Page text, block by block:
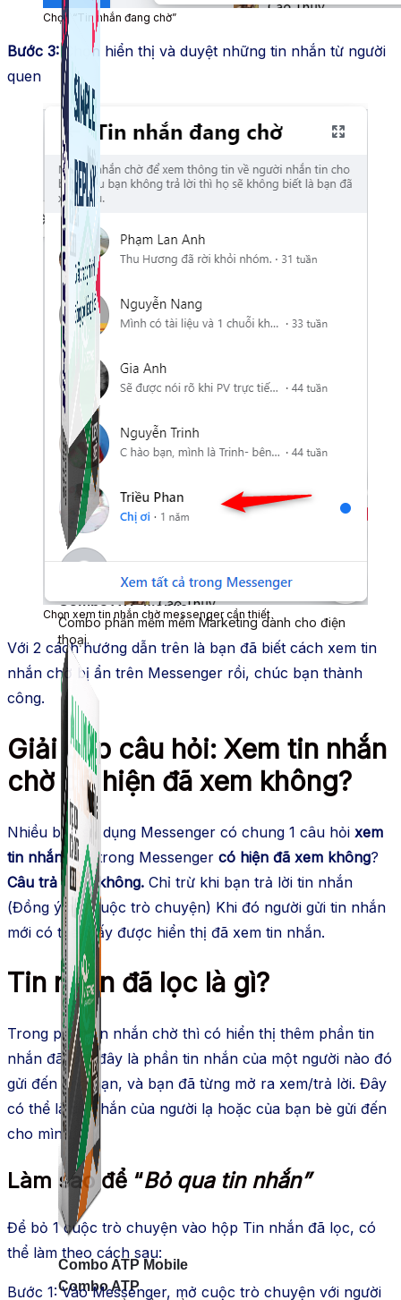
Combo ATP Mobile
Combo phần mềm mềm Marketing dành cho điện
thoại.
Combo ATP
Simple Replay
Shopee, Lazada, Tiktokshop
Combo ATP Mobile
Chọn “Tin nhắn đang chờ”
Bước 3:Chọn hiển thị và duyệt những tin nhắn từ người
quen
Chọn xem tin nhắn chờ messenger cần thiết
Với 2 cách hướng dẫn trên là bạn đã biết cách xem tin
nhắn chờ bị ẩn trên Messenger rồi, chúc bạn thành
công.
Giải đáp câu hỏi: Xem tin nhắn
chờ có hiện đã xem không?
Nhiều bạn sử dụng Messenger có chung 1 câu hỏi xem
tin nhắn chờ trong Messenger có hiện đã xem không?
Câu trả lời là không. Chỉ trừ khi bạn trả lời tin nhắn
(Đồng ý mở cuộc trò chuyện) Khi đó người gửi tin nhắn
mới có thể thấy được hiển thị đã xem tin nhắn.
Tin nhắn đã lọc là gì?
Trong phần tin nhắn chờ thì có hiển thị thêm phần tin
nhắn đã lọc, đây là phần tin nhắn của một người nào đó
gửi đến cho bạn, và bạn đã từng mở ra xem/trả lời. Đây
có thể là tin nhắn của người lạ hoặc của bạn bè gửi đến
cho mình.
Làm sao để “Bỏ qua tin nhắn”
Để bỏ 1 cuộc trò chuyện vào hộp Tin nhắn đã lọc, có
thể làm theo cách sau:
Bước 1: Vào Messenger, mở cuộc trò chuyện với người